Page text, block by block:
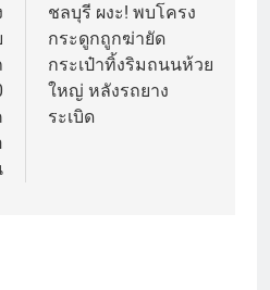
ชลบุรี ผงะ! พบโครง
กระดูกถูกฆ่ายัด
กระเป๋าทิ้งริมถนนห้วย
ใหญ่ หลังรถยาง
ระเบิด